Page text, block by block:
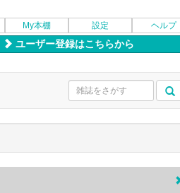
My本棚 設定 ヘルプ
ユーザー登録はこちらから